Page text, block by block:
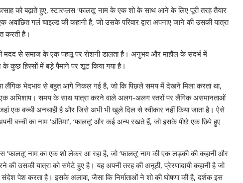
को बढ़ाते हुए, स्टारप्लस ‘फालतू’ नाम के एक शो के साथ आने के लिए पूरी तरह तैयार
गर्ल चाइल्ड की कहानी है, जो उसके परिवार द्वारा अपनाए जाने की उसकी यात्रा
करती है।
मदद से समाज के एक पहलू पर रोशनी डालता है। अनुभव और माहौल के संदर्भ में
के कुछ हिस्सों में बड़े पैमाने पर शूट किया गया है।
लैंगिक भेदभाव से बहुत आगे निकल गई है, जो कि पिछले समय में देखने मिला करता था,
अभिशाप। समय के साथ यात्रा करने वाले अलग-अलग स्तरों पर लैंगिक असमानताओं
एक बच्ची अनचाही है और जिसे अभी भी खुले दिल से स्वीकार नहीं किया जाता है। ऐसे
बच्ची का नाम ‘अंतिमा’, ‘फालतू’ और कई अन्य रखते हैं, जो इसके पीछे एक छिपे हुए
नाम का एक शो लेकर आ रहा है, जो ‘फालतू’ नाम की एक लड़की की कहानी और
की उसकी यात्रा को समेटे हुए है। यह अपनी तरह की अनूठी, प्रेरणादायी कहानी है जो
पेश करता है। इसके अलावा, जैसा कि निर्माताओं ने शो की घोषणा की है, दर्शक इस